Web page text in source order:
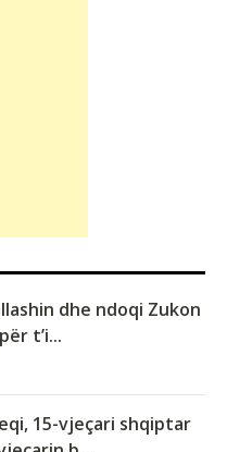
dhe ndoqi Zukon
t’i...
15-vjeçari shqiptar